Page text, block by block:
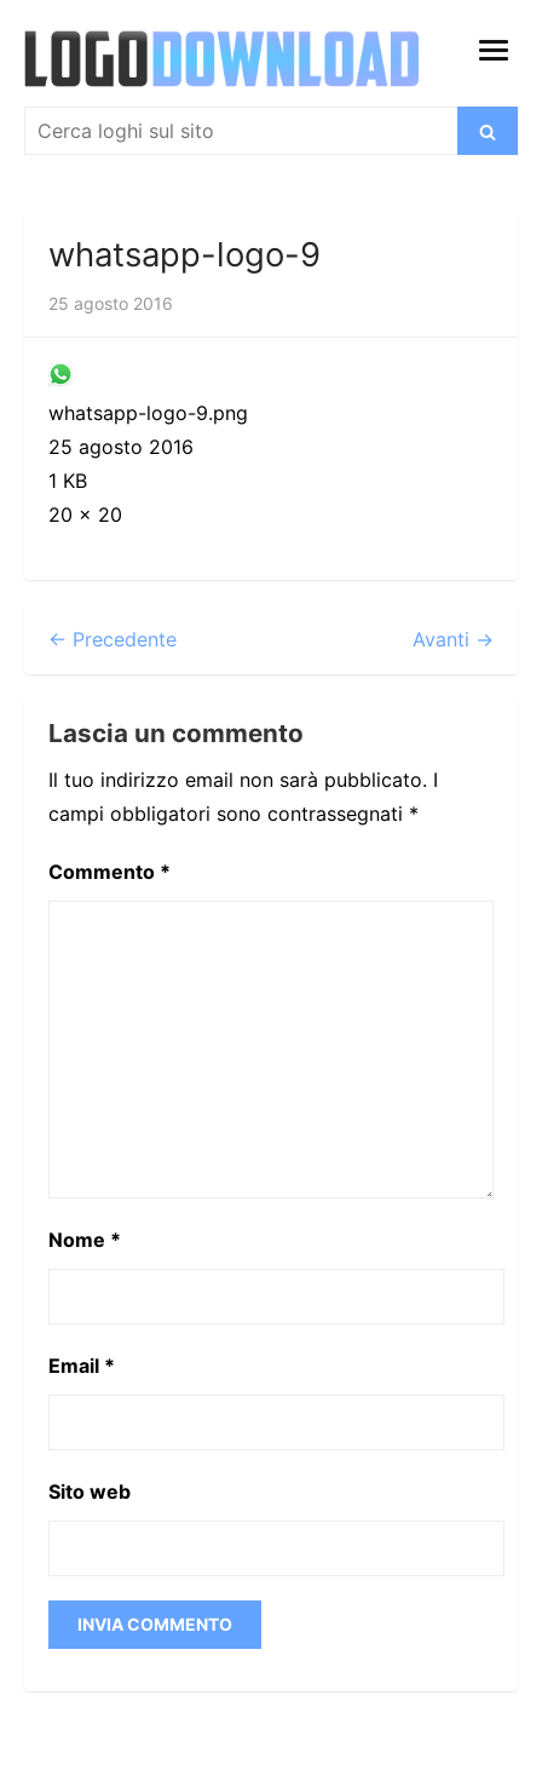
contenuto
apri
Cerca:
Cerca
whatsapp-logo-9
25 agosto 2016
whatsapp-logo-9.png
25 agosto 2016
1 KB
20 × 20
← Precedente Avanti →
Lascia un commento
Il tuo indirizzo email non sarà pubblicato. I
campi obbligatori sono contrassegnati *
Commento *
Nome *
Email *
Sito web